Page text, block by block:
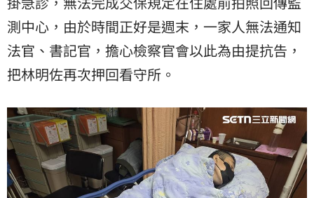
測中心，由於時間正好是週末，一家人無法通知
法官、書記官，擔心檢察官會以此為由提抗告，
把林明佐再次押回看守所。